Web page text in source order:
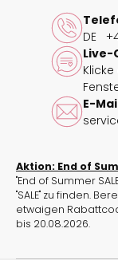
BH True Luna
Stöbere durch
Entdecke
Kollektion True
Nutze unseren
DE
Live-
E-
Aktion: End of
"End of Summer
"SALE" zu finden.
etwaigen
bis 20.08.2026.